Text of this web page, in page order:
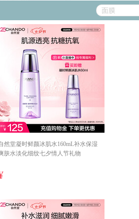
然堂凝时鲜颜冰肌水160mL补水保湿
肤水淡化细纹七夕情人节礼物